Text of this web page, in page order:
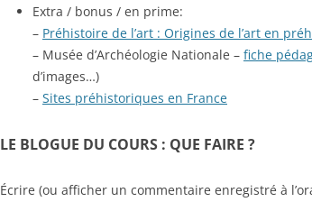
Extra / bonus / en prime:
– Préhistoire de l’art : Origines de l’art en
– Musée d’Archéologie Nationale – fiche
d’images…)
– Sites préhistoriques en France
LE BLOGUE DU COURS : QUE FAIRE ?
Écrire (ou afficher un commentaire enregistré à